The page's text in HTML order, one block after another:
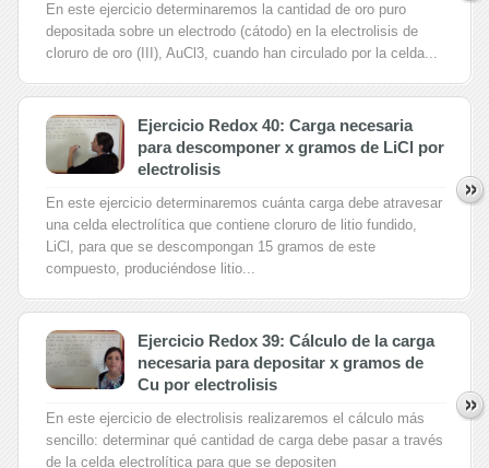
En este ejercicio determinaremos la cantidad de oro puro
depositada sobre un electrodo (cátodo) en la electrolisis de
cloruro de oro (III), AuCl3, cuando han circulado por la celda...
Ejercicio Redox 40: Carga necesaria
para descomponer x gramos de LiCl por
electrolisis
En este ejercicio determinaremos cuánta carga debe atravesar
una celda electrolítica que contiene cloruro de litio fundido,
LiCl, para que se descompongan 15 gramos de este
compuesto, produciéndose litio...
Ejercicio Redox 39: Cálculo de la carga
necesaria para depositar x gramos de
Cu por electrolisis
En este ejercicio de electrolisis realizaremos el cálculo más
sencillo: determinar qué cantidad de carga debe pasar a través
de la celda electrolítica para que se depositen